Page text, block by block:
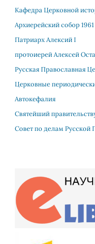
Кафедра Церковной
Архиерейский собор 1961
Патриарх Алекcий I
протоиерей Алексей
Русская Православная
Церковные
Автокефалия
Святейший
Совет по делам Русской